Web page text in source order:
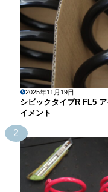
2025年11月19日
シビックタイプR FL5
イメント
2